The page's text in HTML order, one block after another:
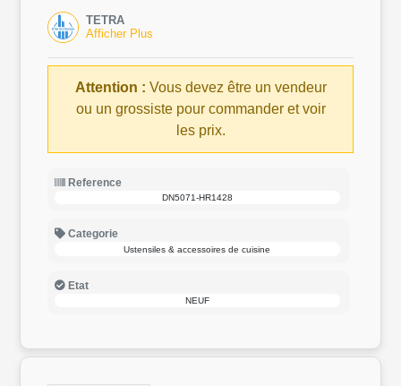
TETRA
Afficher Plus
Attention : Vous devez être un vendeur
ou un grossiste pour commander et voir
les prix.
Reference
DN5071-HR1428
Categorie
Ustensiles & accessoires de cuisine
Etat
NEUF